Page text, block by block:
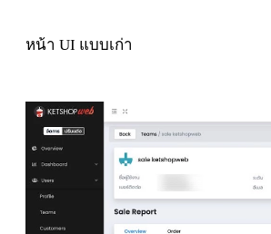
หน้า UI แบบเก่า